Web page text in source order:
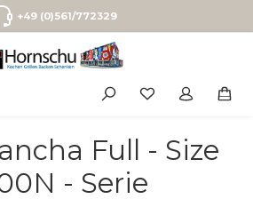
+49 (0)561/772329
Full - Size
- Serie